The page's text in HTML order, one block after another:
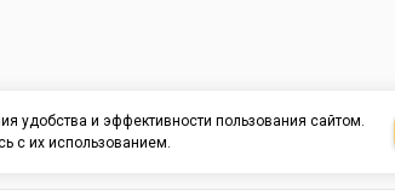
удобства и эффективности пользования сайтом.
с их использованием.